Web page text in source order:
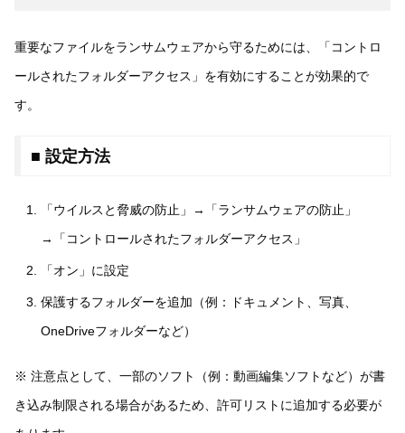
重要なファイルをランサムウェアから守るためには、「コントロ
ールされたフォルダーアクセス」を有効にすることが効果的で
す。
■ 設定方法
「ウイルスと脅威の防止」→「ランサムウェアの防止」
→「コントロールされたフォルダーアクセス」
「オン」に設定
保護するフォルダーを追加（例：ドキュメント、写真、
OneDriveフォルダーなど）
※ 注意点として、一部のソフト（例：動画編集ソフトなど）が書
き込み制限される場合があるため、許可リストに追加する必要が